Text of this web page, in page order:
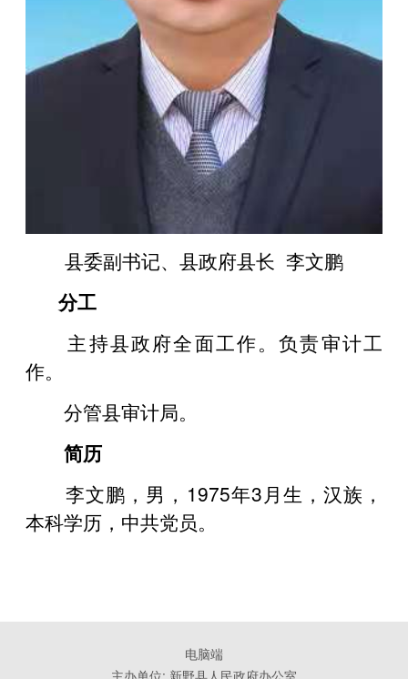
县委副书记、县政府县长 李文鹏
分工
主持县政府全面工作。负责审计工
作。
分管县审计局。
简历
李文鹏，男，1975年3月生，汉族，
本科学历，中共党员。
电脑端